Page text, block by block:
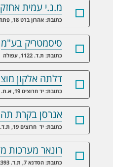
מ.נ.י עמית
כתובת: אהרון ברט 18, פתח תקוה
סיסמטריק בע"מ
כתובת: ת.ד. 1122, עפולה
דלתה אלקון
כתובת: יד חרוצים 19, א.ת. חדש דרום נתניה 4250414
אנרסן בקרת
כתובת: יד חרוצים 19, ת.ד. 13847, פארק תעשיות פולג נתניה
רונאר מערכות
כתובת: הסדנא 7, ת.ד. 2393, רעננה 4365004